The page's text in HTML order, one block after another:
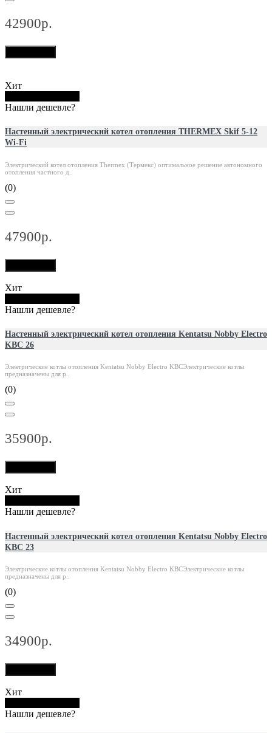
42900р.
Хит
Нашли дешевле?
Настенный электрический котел отопления THERMEX Skif 5-12
Wi-Fi
Электрический котел отопления Thermex (Термекс) оптимальное решение автономного
отопления частного д..
(0)
47900р.
Хит
Нашли дешевле?
Настенный электрический котел отопления Kentatsu Nobby Electro
KBC 26
Электрические котлы отопления Kentatsu Nobby Electro KBCЭлектрические котлы
предназначены для р..
(0)
35900р.
Хит
Нашли дешевле?
Настенный электрический котел отопления Kentatsu Nobby Electro
KBC 23
Электрические котлы отопления Kentatsu Nobby Electro KBCЭлектрические котлы
предназначены для р..
(0)
34900р.
Хит
Нашли дешевле?